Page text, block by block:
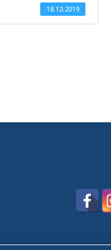
18.12.2019